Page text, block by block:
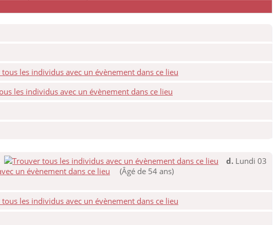
d. Lundi 03
(Âgé de 54 ans)